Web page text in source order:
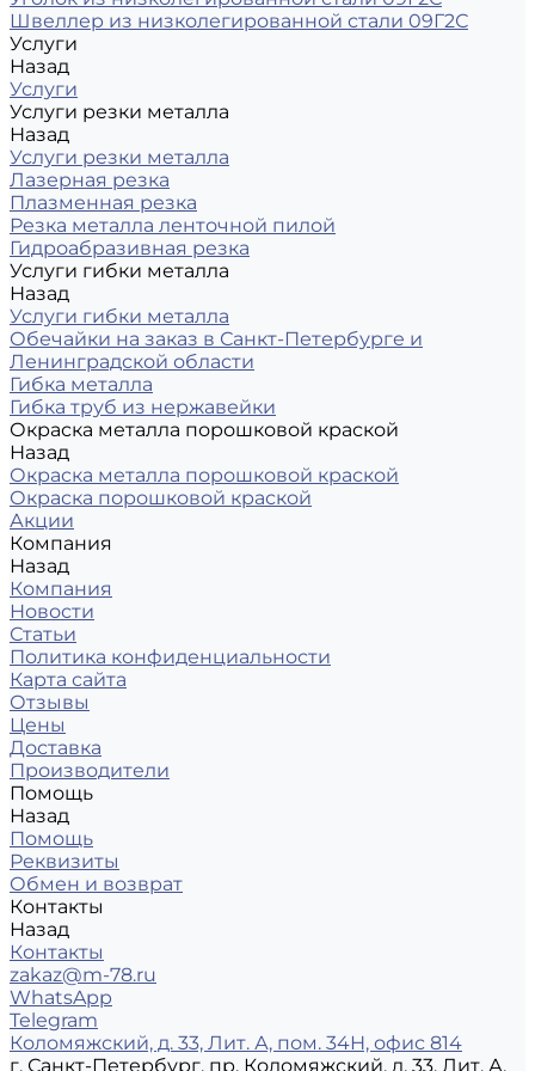
Швеллер из низколегированной стали 09Г2С
Услуги
Назад
Услуги
Услуги резки металла
Назад
Услуги резки металла
Лазерная резка
Плазменная резка
Резка металла ленточной пилой
Гидроабразивная резка
Услуги гибки металла
Назад
Услуги гибки металла
Обечайки на заказ в Санкт-Петербурге и
Ленинградской области
Гибка металла
Гибка труб из нержавейки
Окраска металла порошковой краской
Назад
Окраска металла порошковой краской
Окраска порошковой краской
Акции
Компания
Назад
Компания
Новости
Статьи
Политика конфиденциальности
Карта сайта
Отзывы
Цены
Доставка
Производители
Помощь
Назад
Помощь
Реквизиты
Обмен и возврат
Контакты
Назад
Контакты
zakaz@m-78.ru
WhatsApp
Telegram
Коломяжский, д. 33, Лит. А, пом. 34Н, офис 814
г. Санкт-Петербург, пр. Коломяжский, д. 33, Лит. А,